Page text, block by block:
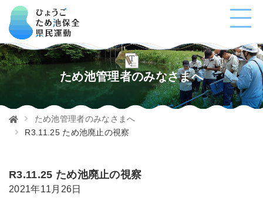
ため池管理者のみなさまへ
ため池管理者のみなさまへ
R3.11.25 ため池廃止の視察
R3.11.25 ため池廃止の視察
2021年11月26日